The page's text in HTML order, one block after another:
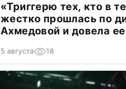
«Триггерю тех, кто в
жестко прошлась по
Ахмедовой и довела
5 августа 18